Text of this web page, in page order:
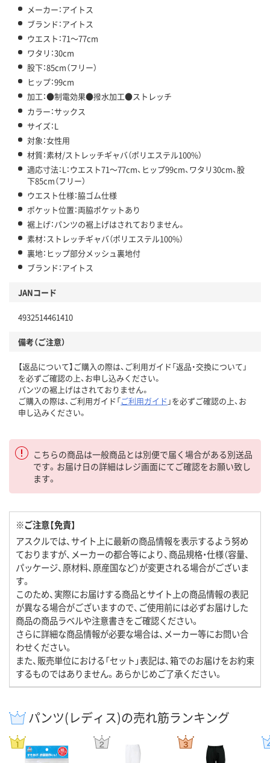
メーカー：アイトス
ブランド：アイトス
ウエスト：71～77cm
ワタリ：30cm
股下：85cm（フリー）
ヒップ：99cm
加工：●制電効果●撥水加工●ストレッチ
カラー：サックス
サイズ：L
対象：女性用
材質：素材/ストレッチギャバ（ポリエステル100%）
適応寸法：L：ウエスト71～77cm、ヒップ99cm、ワタリ30cm、股
下85cm（フリー）
ウエスト仕様：脇ゴム仕様
ポケット位置：両脇ポケットあり
裾上げ：パンツの裾上げはされておりません。
素材：ストレッチギャバ（ポリエステル100%）
裏地：ヒップ部分メッシュ裏地付
ブランド：アイトス
JANコード
4932514461410
備考（ご注意）
【返品について】ご購入の際は、ご利用ガイド「返品・交換について」
を必ずご確認の上、お申し込みください。
パンツの裾上げはされておりません。
ご購入の際は、ご利用ガイド「ご利用ガイド 」を必ずご確認の上、お
申し込みください。
こちらの商品は一般商品とは別便で届く場合がある別送品
です。お届け日の詳細はレジ画面にてご確認をお願い致し
ます。
※ご注意【免責】
アスクルでは、サイト上に最新の商品情報を表示するよう努め
ておりますが、メーカーの都合等により、商品規格・仕様（容量、
パッケージ、原材料、原産国など）が変更される場合がございま
す。
このため、実際にお届けする商品とサイト上の商品情報の表記
が異なる場合がございますので、ご使用前には必ずお届けした
商品の商品ラベルや注意書きをご確認ください。
さらに詳細な商品情報が必要な場合は、メーカー等にお問い合
わせください。
また、販売単位における「セット」表記は、箱でのお届けをお約束
するものではありません。あらかじめご了承ください。
パンツ(レディス)の売れ筋ランキング